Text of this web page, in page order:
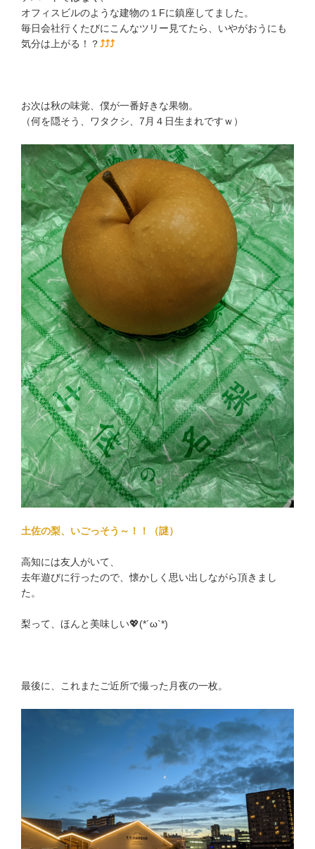
オフィスビルのような建物の１Fに鎮座してました。
毎日会社行くたびにこんなツリー見てたら、いやがおうにも
気分は上がる！？⤴⤴⤴
お次は秋の味覚、僕が一番好きな果物。
（何を隠そう、ワタクシ、7月４日生まれですｗ）
土佐の梨、いごっそう～！！（謎）
高知には友人がいて、
去年遊びに行ったので、懐かしく思い出しながら頂きまし
た。
梨って、ほんと美味しい💖(*´ω`*)
最後に、これまたご近所で撮った月夜の一枚。